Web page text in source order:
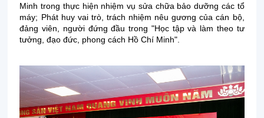
Minh trong thực hiện nhiệm vụ sửa chữa bảo dưỡng các tổ
máy; Phát huy vai trò, trách nhiệm nêu gương của cán bộ,
đảng viên, người đứng đầu trong "Học tập và làm theo tư
tưởng, đạo đức, phong cách Hồ Chí Minh".